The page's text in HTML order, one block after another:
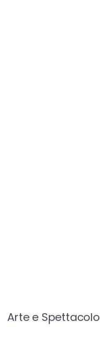
Arte e Spettacolo